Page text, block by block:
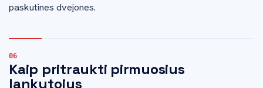
paskutines dvejones.
Kaip pritraukti pirmuosius
lankytojus